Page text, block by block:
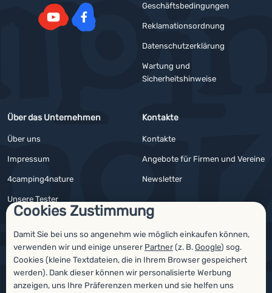
Cookies Zustimmung
Damit Sie bei uns so angenehm wie möglich einkaufen können,
verwenden wir und einige unserer Partner(z. B.Google) sog.
Cookies (kleine Textdateien, die in Ihrem Browser gespeichert
werden). Dank dieser können wir personalisierte Werbung
anzeigen, uns Ihre Präferenzen merken und sie helfen uns
Geschäftsbedingungen
Reklamationsordnung
Datenschutzerklärung
Wartung und
Sicherheitshinweise
Über das Unternehmen
Über uns
Impressum
4camping4nature
Unsere Tester
Kontakte
Kontakte
Angebote für Firmen und Vereine
Newsletter
Auszeichnungen